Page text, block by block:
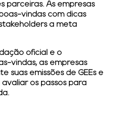
parceiras. As empresas
vindas com dicas
a meta
oficial e o
vindas, as empresas
suas emissões de GEEs e
os passos para